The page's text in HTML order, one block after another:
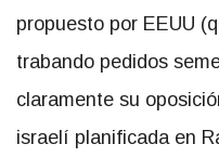
propuesto por EEUU
trabando pedidos
claramente su
israelí planificada en